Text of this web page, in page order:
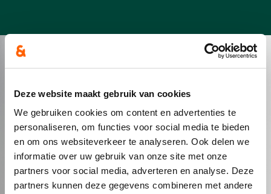
Deze website maakt gebruik van cookies
We gebruiken cookies om content en advertenties te
personaliseren, om functies voor social media te bieden
en om ons websiteverkeer te analyseren. Ook delen we
informatie over uw gebruik van onze site met onze
partners voor social media, adverteren en analyse. Deze
partners kunnen deze gegevens combineren met andere